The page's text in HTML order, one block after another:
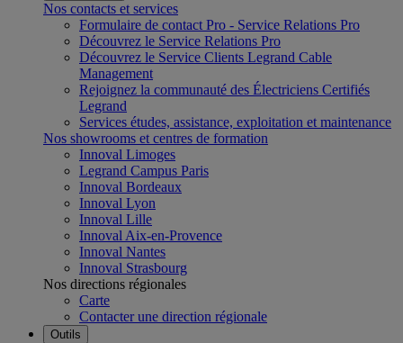
Nos contacts et services
Formulaire de contact Pro - Service Relations Pro
Découvrez le Service Relations Pro
Découvrez le Service Clients Legrand Cable
Management
Rejoignez la communauté des Électriciens Certifiés
Legrand
Services études, assistance, exploitation et maintenance
Nos showrooms et centres de formation
Innoval Limoges
Legrand Campus Paris
Innoval Bordeaux
Innoval Lyon
Innoval Lille
Innoval Aix-en-Provence
Innoval Nantes
Innoval Strasbourg
Nos directions régionales
Carte
Contacter une direction régionale
Outils